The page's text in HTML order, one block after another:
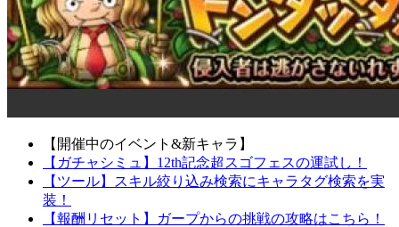
【開催中のイベント&新キャラ】
【ガチャシミュ】12th記念超スゴフェスの運試し！
【ツール】スキル絞り込み検索にキャラタグ検索を実
装！
【報酬リセット】ガープからの挑戦の攻略はこちら！